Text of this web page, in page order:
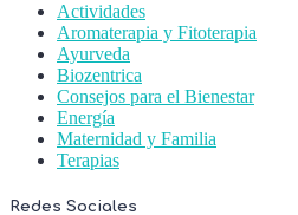
Actividades
Aromaterapia y Fitoterapia
Ayurveda
Biozentrica
Consejos para el Bienestar
Energía
Maternidad y Familia
Terapias
Redes Sociales